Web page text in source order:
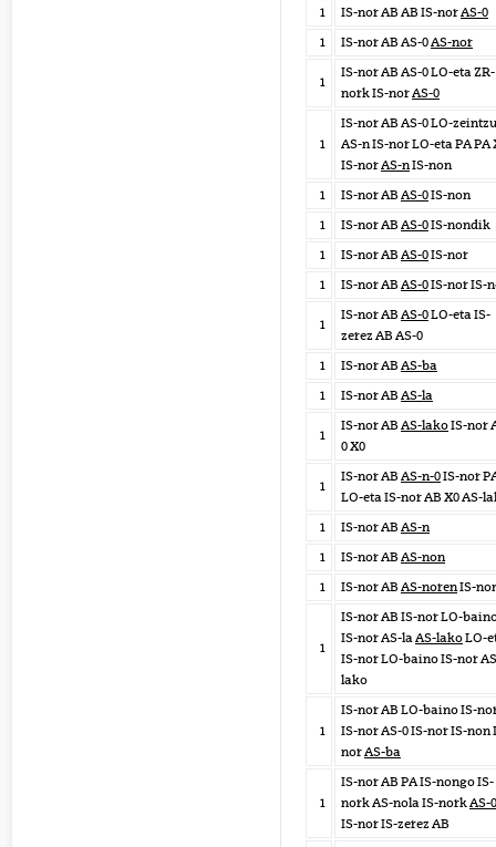
1
IS-nor AB AB IS-norAS-0
1
IS-nor AB AS-0AS-nor
1
IS-nor AB AS-0 LO-eta ZR-
nork IS-norAS-0
1
IS-nor AB AS-0 LO-
AS-n IS-nor LO-eta PA PA
IS-norAS-nIS-non
1
IS-nor AB AS-0IS-non
1
IS-nor AB AS-0IS-nondik
1
IS-nor AB AS-0IS-nor
1
IS-nor AB AS-0IS-nor IS-
1
IS-nor AB AS-0LO-eta IS-
zerez AB AS-0
1
IS-nor AB AS-ba
1
IS-nor AB AS-la
1
IS-nor AB AS-lakoIS-nor
0 X0
1
IS-nor AB AS-n-0IS-nor
LO-eta IS-nor AB X0 AS-
1
IS-nor AB AS-n
1
IS-nor AB AS-non
1
IS-nor AB AS-norenIS-
1
IS-nor AB IS-nor LO-
IS-nor AS-laAS-lakoLO-
IS-nor LO-baino IS-nor
lako
1
IS-nor AB LO-baino IS-
IS-nor AS-0 IS-nor IS-non
norAS-ba
1
IS-nor AB PA IS-nongo IS-
nork AS-nola IS-norkAS-0
IS-nor IS-zerez AB